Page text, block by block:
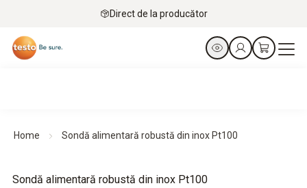
Direct de la producător
Home Sondă alimentară robustă din inox Pt100
Sondă alimentară robustă din inox Pt100